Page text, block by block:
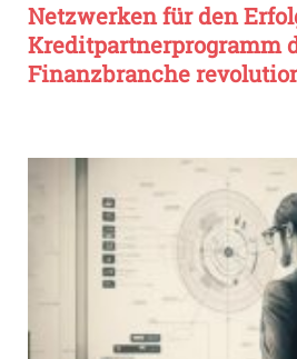
Netzwerken für den
Kreditpartnerprogramm
Finanzbranche